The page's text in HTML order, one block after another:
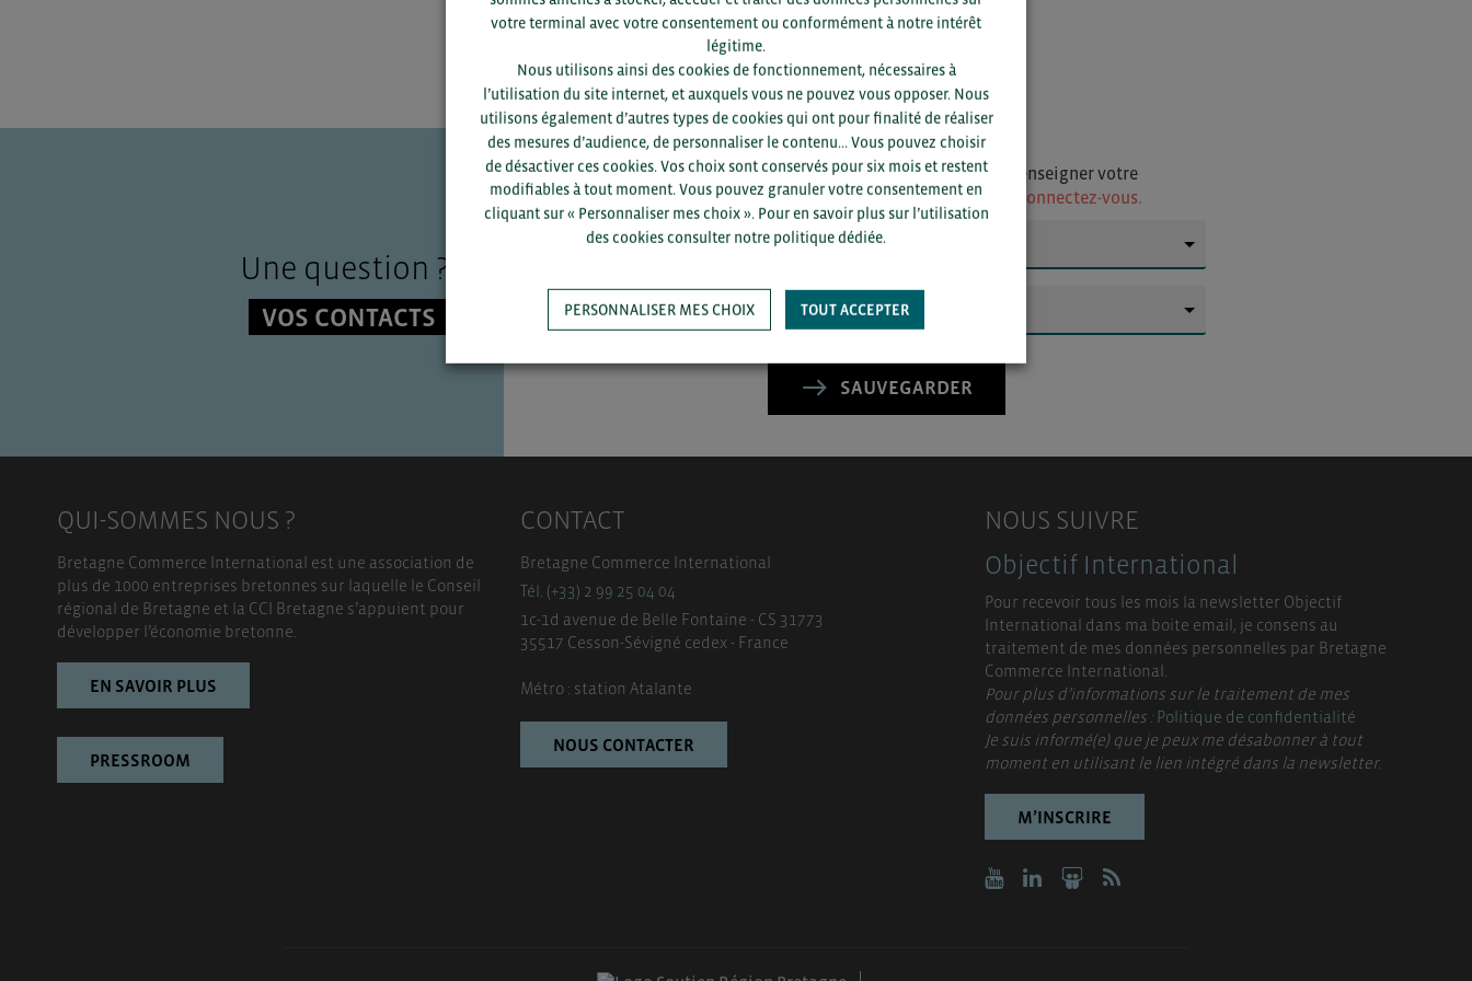
Une question ?
VOS CONTACTS
Pour voir les contacts, merci de renseigner votre
département et votre secteur
ou connectez-vous.
SAUVEGARDER
QUI-SOMMES NOUS ?
Bretagne Commerce International est une association de
plus de 1000 entreprises bretonnes sur laquelle le Conseil
régional de Bretagne et la CCI Bretagne s’appuient pour
développer l’économie bretonne.
EN SAVOIR PLUS
PRESSROOM
CONTACT
Bretagne Commerce International
Tél. (+33) 2 99 25 04 04
1c-1d avenue de Belle Fontaine - CS 31773
35517 Cesson-Sévigné cedex - France
Métro : station Atalante
NOUS CONTACTER
NOUS SUIVRE
Objectif International
Pour recevoir tous les mois la newsletter Objectif
International dans ma boite email, je consens au
traitement de mes données personnelles par Bretagne
Commerce International.
Pour plus d’informations sur le traitement de mes
données personnelles :Politique de confidentialité
Je suis informé(e) que je peux me désabonner à tout
moment en utilisant le lien intégré dans la newsletter.
M’INSCRIRE
votre terminal avec votre consentement ou conformément à notre intérêt
légitime.
Nous utilisons ainsi des cookies de fonctionnement, nécessaires à
l’utilisation du site internet, et auxquels vous ne pouvez vous opposer. Nous
utilisons également d’autres types de cookies qui ont pour finalité de réaliser
des mesures d’audience, de personnaliser le contenu... Vous pouvez choisir
de désactiver ces cookies. Vos choix sont conservés pour six mois et restent
modifiables à tout moment. Vous pouvez granuler votre consentement en
cliquant sur « Personnaliser mes choix ». Pour en savoir plus sur l’utilisation
des cookies consulter notre politique dédiée.
PERSONNALISER MES CHOIX TOUT ACCEPTER